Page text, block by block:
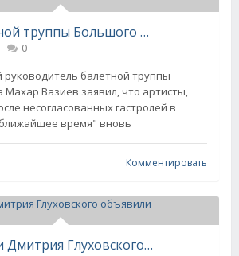
Худрук балетной труппы Большого театра Махар Вазиев заявил о скором возвращении на сцену отстраненных артистов
0
балетной труппы
Махар Вазиев заявил, что артисты,
несогласованных гастролей в
время" вновь
Комментировать
Оксимирона и Дмитрия Глуховского объявили иноагентами